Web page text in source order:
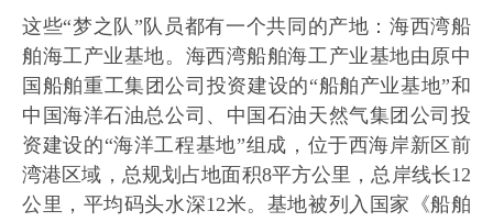
这些“梦之队”队员都有一个共同的产地：海西湾船
舶海工产业基地。海西湾船舶海工产业基地由原中
国船舶重工集团公司投资建设的“船舶产业基地”和
中国海洋石油总公司、中国石油天然气集团公司投
资建设的“海洋工程基地”组成，位于西海岸新区前
湾港区域，总规划占地面积8平方公里，总岸线长12
公里，平均码头水深12米。基地被列入国家《船舶